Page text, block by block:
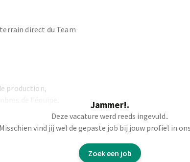
direct du Team
production,
former les
et à l'utilisation des
Jammer!.
Deze vacature werd reeds ingevuld..
Misschien vind jij wel de gepaste job bij jouw profiel in
Zoek een job